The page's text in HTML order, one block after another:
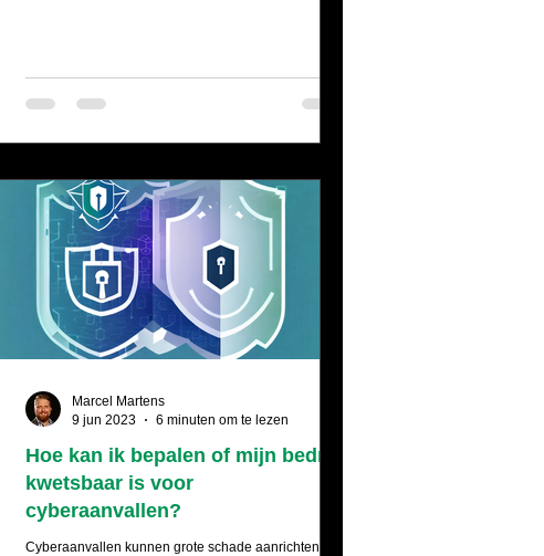
Hoe kan ik bepalen of mijn bedrijf
kwetsbaar is voor
cyberaanvallen?
Cyberaanvallen kunnen grote schade aanrichten.
Marcel Martens
9 jun 2023
6 minuten om te lezen